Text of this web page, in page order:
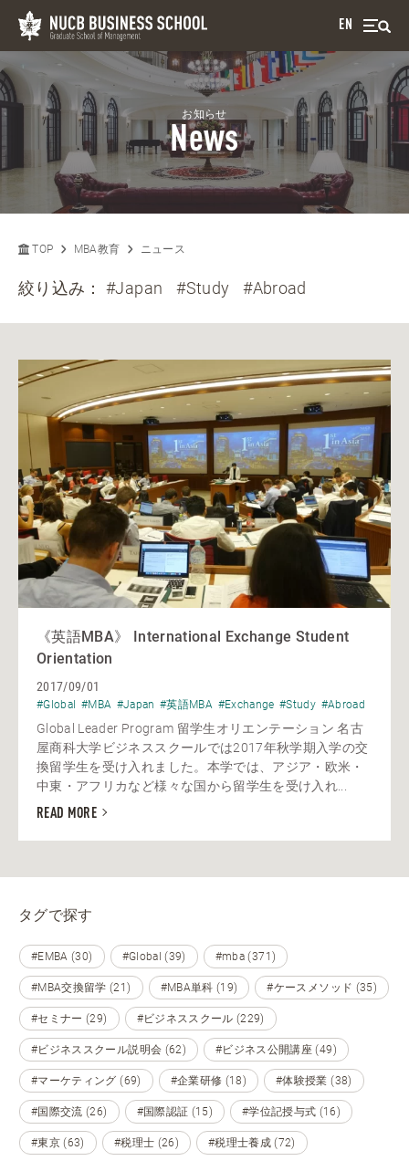
EN
お知らせ
News
TOP MBA教育 ニュース
絞り込み：#Japan #Study #Abroad
《英語MBA》 International Exchange Student
Orientation
2017/09/01
#Global #MBA #Japan #英語MBA #Exchange #Study #Abroad
Global Leader Program 留学生オリエンテーション 名古
屋商科大学ビジネススクールでは2017年秋学期入学の交
換留学生を受け入れました。本学では、アジア・欧米・
中東・アフリカなど様々な国から留学生を受け入れ...
READ MORE
タグで探す
#EMBA (30) #Global (39) #mba (371)
#MBA交換留学 (21) #MBA単科 (19) #ケースメソッド (35)
#セミナー (29) #ビジネススクール (229)
#ビジネススクール説明会 (62) #ビジネス公開講座 (49)
#マーケティング (69) #企業研修 (18) #体験授業 (38)
#国際交流 (26) #国際認証 (15) #学位記授与式 (16)
#東京 (63) #税理士 (26) #税理士養成 (72)